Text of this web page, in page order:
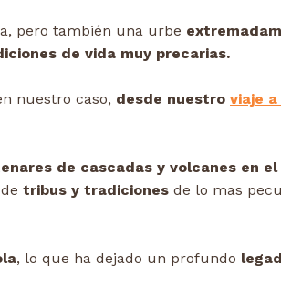
pero también una urbe
de vida muy precarias.
nuestro caso, desde nuestro viaje
de cascadas y volcanes en
tribus y tradiciones de lo mas
, lo que ha dejado un profundo